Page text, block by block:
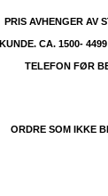
PRIS AVHENGER AV
KUNDE. CA. 1500-
TELEFON FØR
ORDRE SOM IKKE